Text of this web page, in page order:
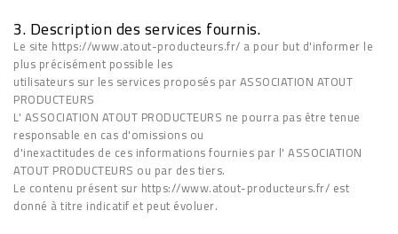
3. Description des services fournis.
Le site https://www.atout-producteurs.fr/ a pour but d'informer le
plus précisément possible les
utilisateurs sur les services proposés par ASSOCIATION ATOUT
PRODUCTEURS
L' ASSOCIATION ATOUT PRODUCTEURS ne pourra pas être tenue
responsable en cas d'omissions ou
d'inexactitudes de ces informations fournies par l' ASSOCIATION
ATOUT PRODUCTEURS ou par des tiers.
Le contenu présent sur https://www.atout-producteurs.fr/ est
donné à titre indicatif et peut évoluer.